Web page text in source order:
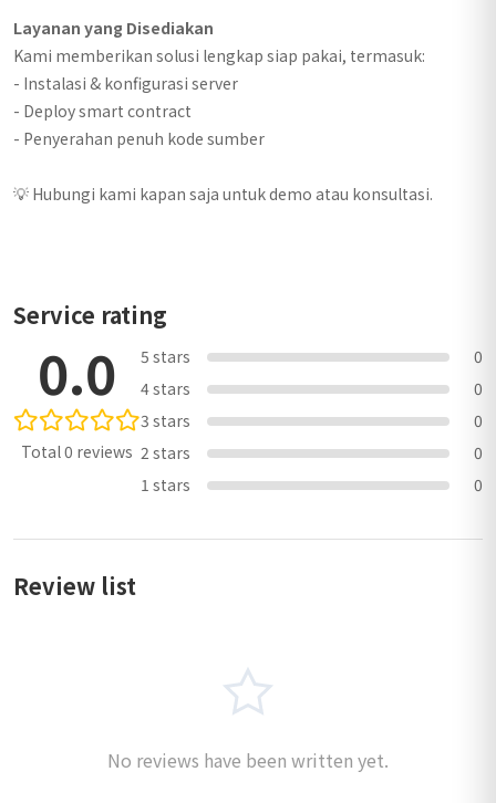
Layanan yang Disediakan
Kami memberikan solusi lengkap siap pakai, termasuk:
- Instalasi & konfigurasi server
- Deploy smart contract
- Penyerahan penuh kode sumber
💡 Hubungi kami kapan saja untuk demo atau konsultasi.
Service rating
0.0
Total 0 reviews
5 stars
0
4 stars
0
3 stars
0
2 stars
0
1 stars
0
Review list
No reviews have been written yet.